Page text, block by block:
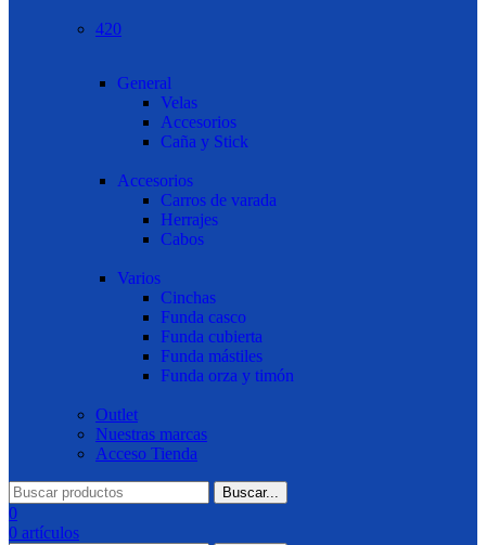
420
General
Velas
Accesorios
Caña y Stick
Accesorios
Carros de varada
Herrajes
Cabos
Varios
Cinchas
Funda casco
Funda cubierta
Funda mástiles
Funda orza y timón
Outlet
Nuestras marcas
Acceso Tienda
Buscar...
0
0 artículos